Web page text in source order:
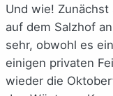
Und wie!
auf dem Salzhof
sehr, obwohl es
einigen privaten
wieder die